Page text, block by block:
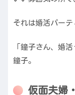
それは婚活パーテ
「鐘子さん、婚
鐘子。
仮面夫婦